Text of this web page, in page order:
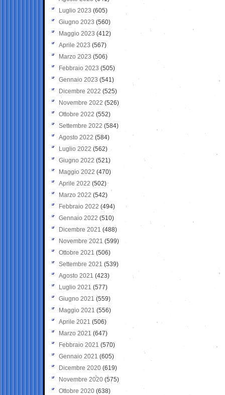
Luglio 2023 (605)
Giugno 2023 (560)
Maggio 2023 (412)
Aprile 2023 (567)
Marzo 2023 (506)
Febbraio 2023 (505)
Gennaio 2023 (541)
Dicembre 2022 (525)
Novembre 2022 (526)
Ottobre 2022 (552)
Settembre 2022 (584)
Agosto 2022 (584)
Luglio 2022 (562)
Giugno 2022 (521)
Maggio 2022 (470)
Aprile 2022 (502)
Marzo 2022 (542)
Febbraio 2022 (494)
Gennaio 2022 (510)
Dicembre 2021 (488)
Novembre 2021 (599)
Ottobre 2021 (506)
Settembre 2021 (539)
Agosto 2021 (423)
Luglio 2021 (577)
Giugno 2021(559)
Maggio 2021 (556)
Aprile 2021 (506)
Marzo 2021 (647)
Febbraio 2021 (570)
Gennaio 2021 (605)
Dicembre 2020 (619)
Novembre 2020 (575)
Ottobre 2020 (638)